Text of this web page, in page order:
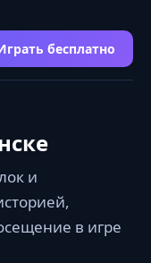
бесплатно
и
в игре